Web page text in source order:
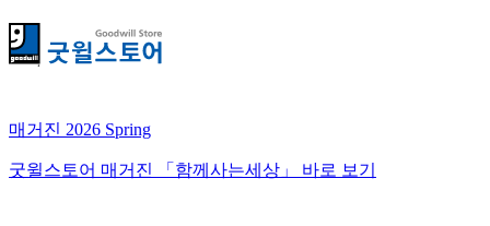
매거진 2026 Spring
굿윌스토어 매거진 「함께사는세상」 바로 보기